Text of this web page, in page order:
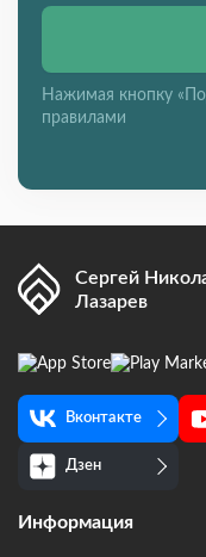
Нажимая кнопку
правилами
Сергей
Лазарев
Вконтакте
Дзен
Информация